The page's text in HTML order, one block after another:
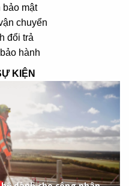
bảo mật
chuyển
đổi trả
hành
KIỆN